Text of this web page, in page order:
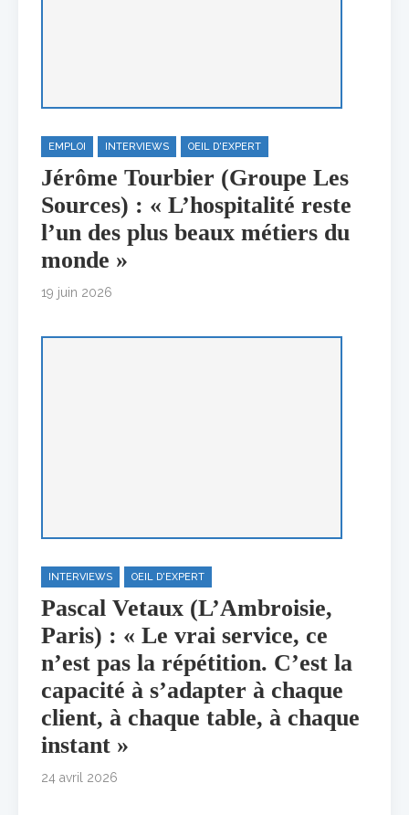
EMPLOI INTERVIEWS OEIL D'EXPERT
Jérôme Tourbier (Groupe Les
Sources) : « L’hospitalité reste
l’un des plus beaux métiers du
monde »
19 juin 2026
INTERVIEWS OEIL D'EXPERT
Pascal Vetaux (L’Ambroisie,
Paris) : « Le vrai service, ce
n’est pas la répétition. C’est la
capacité à s’adapter à chaque
client, à chaque table, à chaque
instant »
24 avril 2026